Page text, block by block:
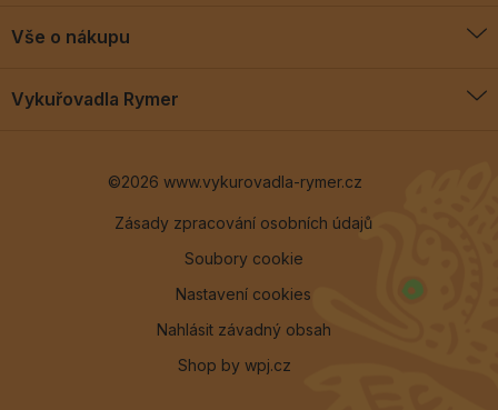
Blog
Vše o nákupu
Vykuřovadla Rymer
©2026 www.vykurovadla-rymer.cz
Zásady zpracování osobních údajů
Soubory cookie
Nastavení cookies
Nahlásit závadný obsah
Shop by wpj.cz